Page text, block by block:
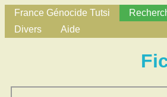
France Génocide Tutsi
Divers
Aide